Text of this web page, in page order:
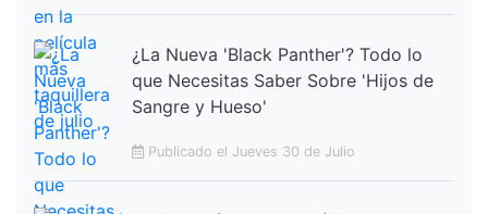
¿La Nueva 'Black Panther'? Todo lo
que Necesitas Saber Sobre 'Hijos de
Sangre y Hueso'
Publicado el Jueves 30 de Julio